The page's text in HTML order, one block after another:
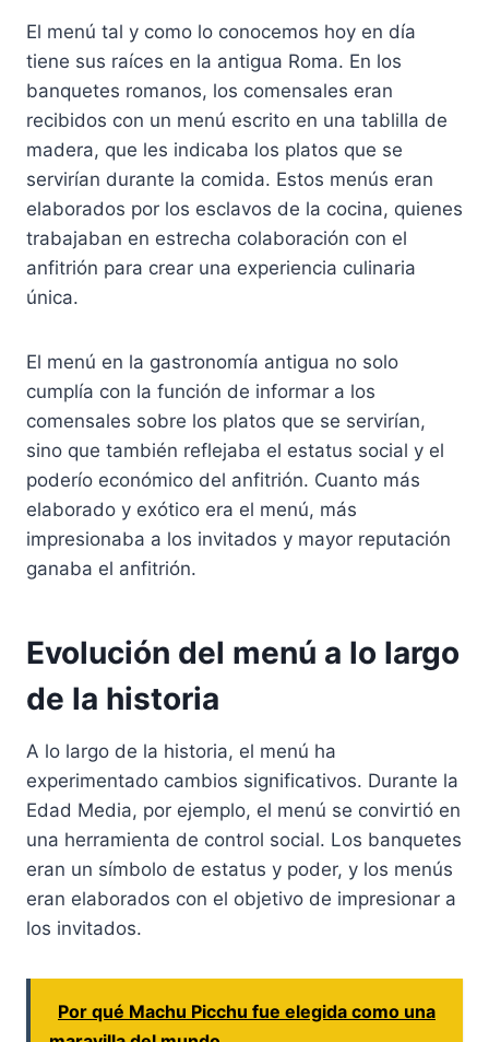
El menú tal y como lo conocemos hoy en día
tiene sus raíces en la antigua Roma. En los
banquetes romanos, los comensales eran
recibidos con un menú escrito en una tablilla de
madera, que les indicaba los platos que se
servirían durante la comida. Estos menús eran
elaborados por los esclavos de la cocina, quienes
trabajaban en estrecha colaboración con el
anfitrión para crear una experiencia culinaria
única.
El menú en la gastronomía antigua no solo
cumplía con la función de informar a los
comensales sobre los platos que se servirían,
sino que también reflejaba el estatus social y el
poderío económico del anfitrión. Cuanto más
elaborado y exótico era el menú, más
impresionaba a los invitados y mayor reputación
ganaba el anfitrión.
Evolución del menú a lo largo
de la historia
A lo largo de la historia, el menú ha
experimentado cambios significativos. Durante la
Edad Media, por ejemplo, el menú se convirtió en
una herramienta de control social. Los banquetes
eran un símbolo de estatus y poder, y los menús
eran elaborados con el objetivo de impresionar a
los invitados.
Por qué Machu Picchu fue elegida como una